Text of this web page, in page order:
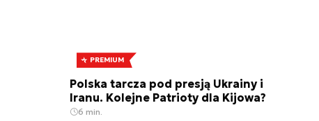
PREMIUM
Polska tarcza pod presją Ukrainy i
Iranu. Kolejne Patrioty dla Kijowa?
6 min.